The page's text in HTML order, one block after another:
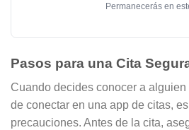
Permanecerás en
Pasos para una Cita
Cuando decides conocer a
de conectar en una app de citas,
precauciones. Antes de la cita,